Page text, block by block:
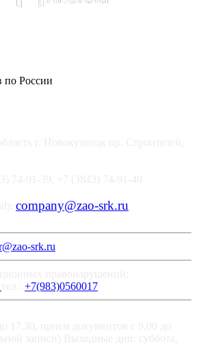
по России
company@zao-srk.ru
srk.ru
+7(983)0560017